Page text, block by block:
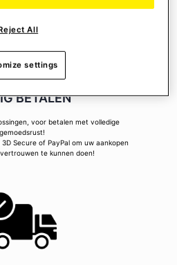
BETALEN
voor betalen met volledige
gemoedsrust!
Secure of PayPal om uw aankopen
te kunnen doen!
All
settings